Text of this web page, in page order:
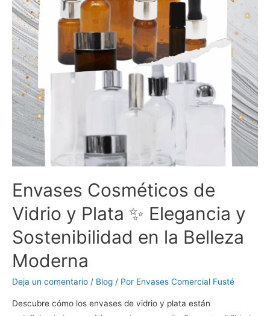
Envases Cosméticos de
Vidrio y Plata ✨ Elegancia y
Sostenibilidad en la Belleza
Moderna
Deja un comentario / Blog / Por Envases Comercial Fusté
Descubre cómo los envases de vidrio y plata están